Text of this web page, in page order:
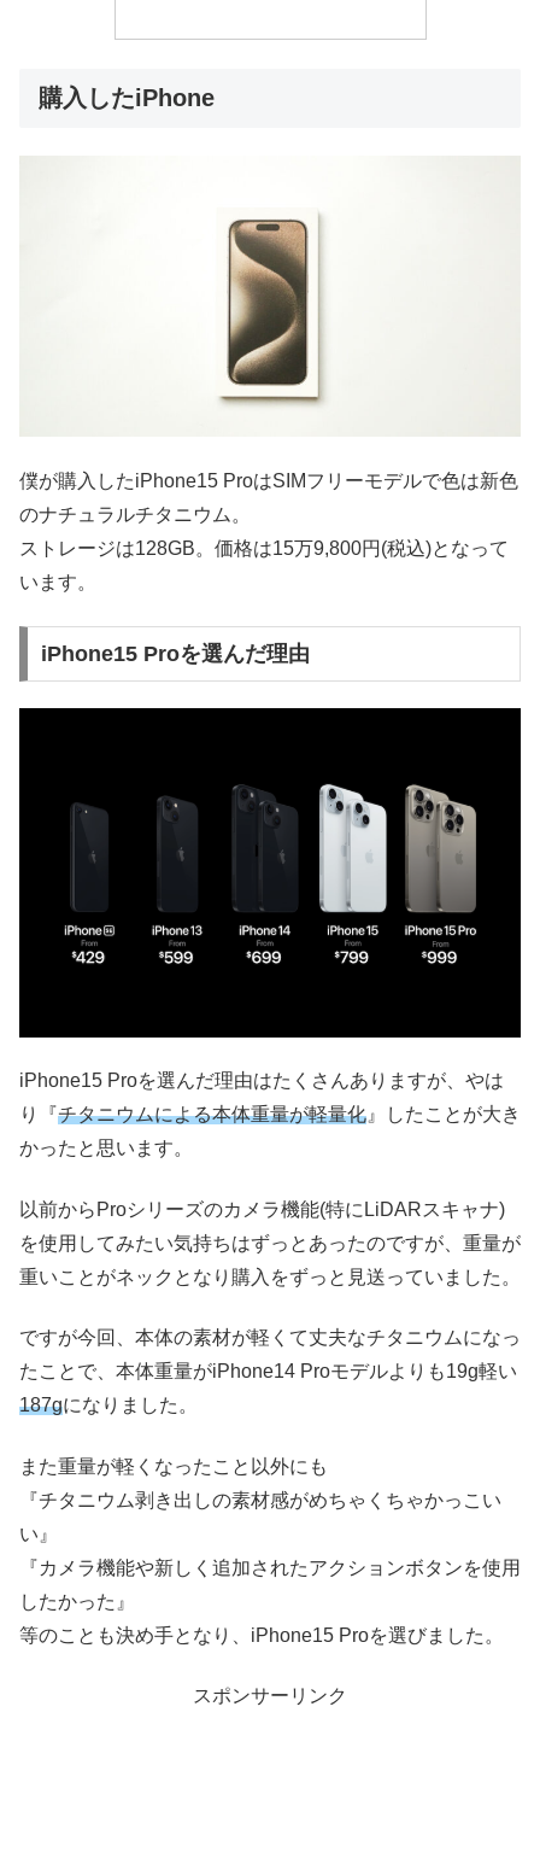
購入したiPhone
僕が購入したiPhone15 ProはSIMフリーモデルで色は新色
のナチュラルチタニウム。
ストレージは128GB。価格は15万9,800円(税込)となって
います。
iPhone15 Proを選んだ理由
iPhone15 Proを選んだ理由はたくさんありますが、やは
り『チタニウムによる本体重量が軽量化』したことが大き
かったと思います。
以前からProシリーズのカメラ機能(特にLiDARスキャナ)
を使用してみたい気持ちはずっとあったのですが、重量が
重いことがネックとなり購入をずっと見送っていました。
ですが今回、本体の素材が軽くて丈夫なチタニウムになっ
たことで、本体重量がiPhone14 Proモデルよりも19g軽い
187gになりました。
また重量が軽くなったこと以外にも
『チタニウム剥き出しの素材感がめちゃくちゃかっこい
い』
『カメラ機能や新しく追加されたアクションボタンを使用
したかった』
等のことも決め手となり、iPhone15 Proを選びました。
スポンサーリンク